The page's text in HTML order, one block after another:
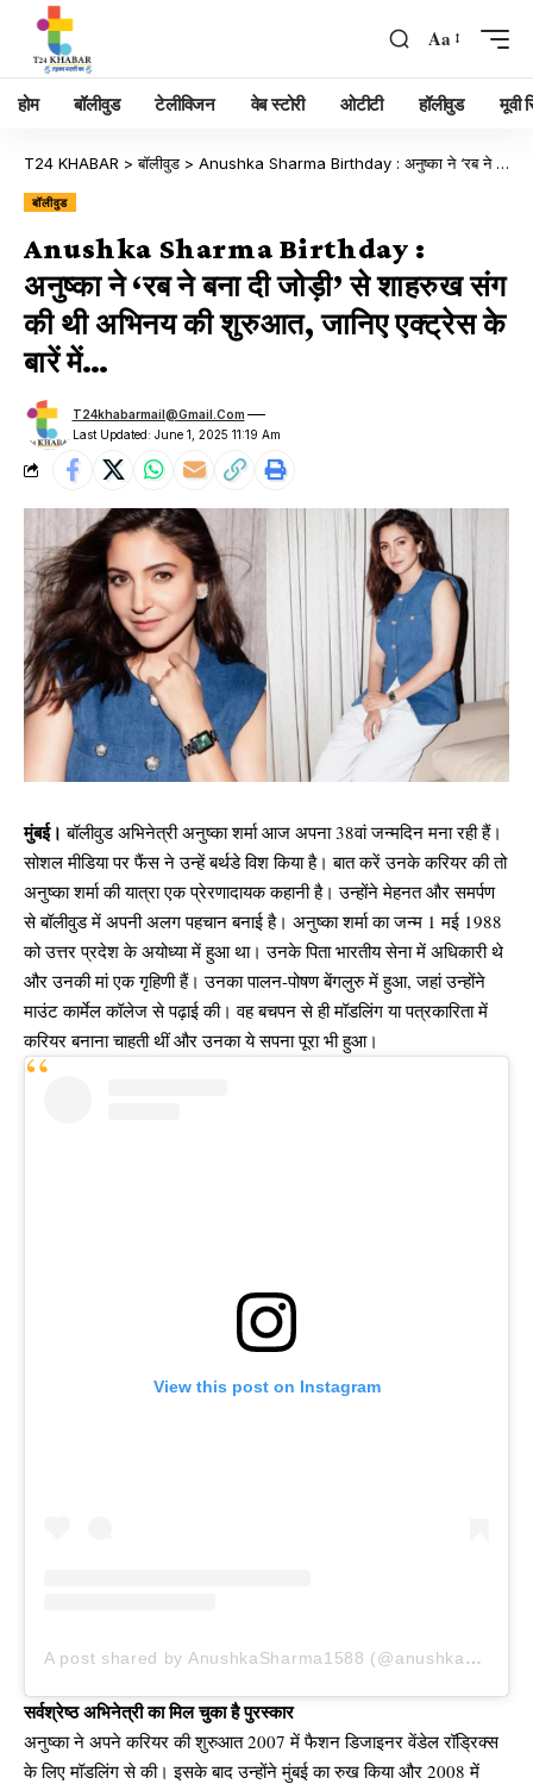
Aa
होम बॉलीवुड टेलीविजन वेब स्टोरी ओटीटी हॉलीवुड मूवी
T24 KHABAR >बॉलीवुड > Anushka Sharma Birthday : अनुष्का ने ‘रब ने बना दी जोड़ी’ से शाहरुख संग की थी अभिनय की शुरुआत, जानिए एक्ट्रेस के बारें में…
बॉलीवुड
Anushka Sharma Birthday :
अनुष्का ने ‘रब ने बना दी जोड़ी’ से शाहरुख संग
की थी अभिनय की शुरुआत, जानिए एक्ट्रेस के
बारें में…
Last Updated: June 1, 2025 11:19 Am
T24khabarmail@gmail.com
मुंबई।बॉलीवुड अभिनेत्री अनुष्का शर्मा आज अपना 38वां जन्मदिन मना रही हैं।
सोशल मीडिया पर फैंस ने उन्हें बर्थडे विश किया है। बात करें उनके करियर की तो
अनुष्का शर्मा की यात्रा एक प्रेरणादायक कहानी है। उन्होंने मेहनत और समर्पण
से बॉलीवुड में अपनी अलग पहचान बनाई है। अनुष्का शर्मा का जन्म 1 मई 1988
को उत्तर प्रदेश के अयोध्या में हुआ था। उनके पिता भारतीय सेना में अधिकारी थे
और उनकी मां एक गृहिणी हैं। उनका पालन-पोषण बेंगलुरु में हुआ, जहां उन्होंने
माउंट कार्मेल कॉलेज से पढ़ाई की। वह बचपन से ही मॉडलिंग या पत्रकारिता में
करियर बनाना चाहती थीं और उनका ये सपना पूरा भी हुआ।
View this post on Instagram
A post shared by AnushkaSharma1588 (@anushkasharma)
सर्वश्रेष्ठ अभिनेत्री का मिल चुका है पुरस्कार
अनुष्का ने अपने करियर की शुरुआत 2007 में फैशन डिजाइनर वेंडेल रॉड्रिक्स
के लिए मॉडलिंग से की। इसके बाद उन्होंने मुंबई का रुख किया और 2008 में